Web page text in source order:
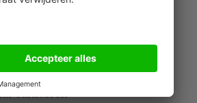
en
om ervoor
de
voor
cultiveren